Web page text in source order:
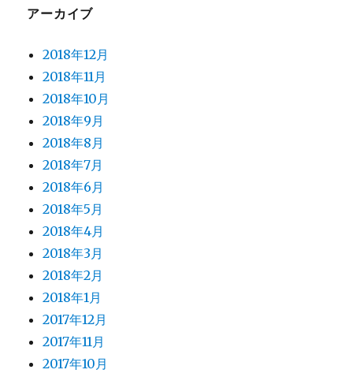
アーカイブ
2018年12月
2018年11月
2018年10月
2018年9月
2018年8月
2018年7月
2018年6月
2018年5月
2018年4月
2018年3月
2018年2月
2018年1月
2017年12月
2017年11月
2017年10月